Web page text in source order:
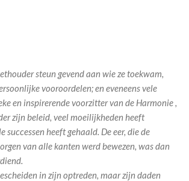
steun gevend aan wie ze toekwam,
vooroordelen; en eveneens vele
en inspirerende voorzitter van de Harmonie ,
zijn beleid, veel moeilijkheden heeft
successen heeft gehaald. De eer, die de
van alle kanten werd bewezen, was dan
in zijn optreden, maar zijn daden